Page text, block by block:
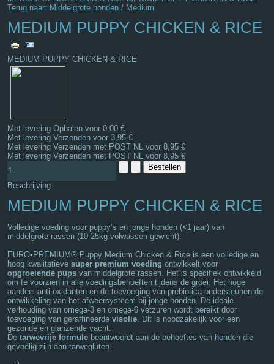
Terug naar: Middelgrote honden / Medium
MEDIUM PUPPY CHICKEN & RICE
MEDIUM PUPPY CHICKEN & RICE
Met levering Ophalen voor 0,00 €
Met levering Verzenden voor 3,95 €
Met levering Verzenden met POST NL voor 8,95 €
Met levering Verzenden met POST NL voor 8,95 €
Beschrijving
MEDIUM PUPPY CHICKEN & RICE
Volledige voeding voor puppy’s en jonge honden (<1 jaar) van
middelgrote rassen (10-25kg volwassen gewicht).
EURO•PREMIUM® Puppy Medium Chicken & Rice is een volledige en
hoog kwalitatievesuper premium voeding ontwikkelt voor
opgroeiende pups van middelgrote rassen. Het is specifiek ontwikkeld
om te voorzien in alle voedingsbehoeften tijdens de groei. Het hoge
aandeel anti-oxidanten en de toevoeging van prebiotica ondersteunen de
ontwikkeling van het afweersysteem bij jonge honden. De ideale
verhouding van omega-3 en omega-6 vetzuren wordt bereikt door
toevoeging van geraffineerdevisolie. Dit is noodzakelijk voor een
gezonde en glanzende vacht.
Detarwevrije formule beantwoordt aan de behoeftes van honden die
gevoelig zijn aan tarwegluten.